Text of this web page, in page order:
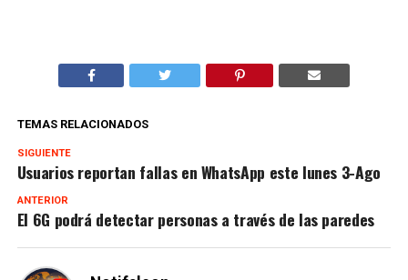
TEMAS RELACIONADOS
SIGUIENTE
Usuarios reportan fallas en WhatsApp este lunes 3-Ago
ANTERIOR
El 6G podrá detectar personas a través de las paredes